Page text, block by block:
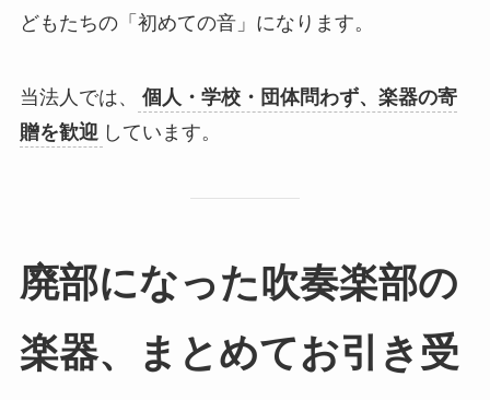
どもたちの「初めての音」になります。
当法人では、
個人・学校・団体問わず、楽器の寄
贈を歓迎 しています。
廃部になった吹奏楽部の
楽器、まとめてお引き受